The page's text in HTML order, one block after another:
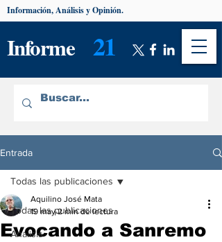
Informe 21
Información, Análisis y Opinión.
Entrada
Todas las publicaciones
Análisis
Todas las publicaciones
Evocando a Sanremo
Aquilino José Mata
19 may 2 min de lectura